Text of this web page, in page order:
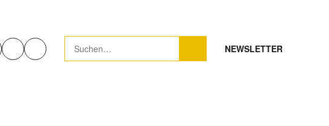
NEWSLETTER